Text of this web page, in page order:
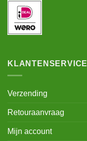
KLANTENSERVICE
Verzending
Retouraanvraag
Mijn account